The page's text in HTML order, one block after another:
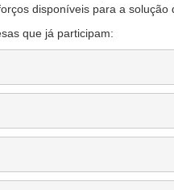
disponíveis para a solução
que já participam: